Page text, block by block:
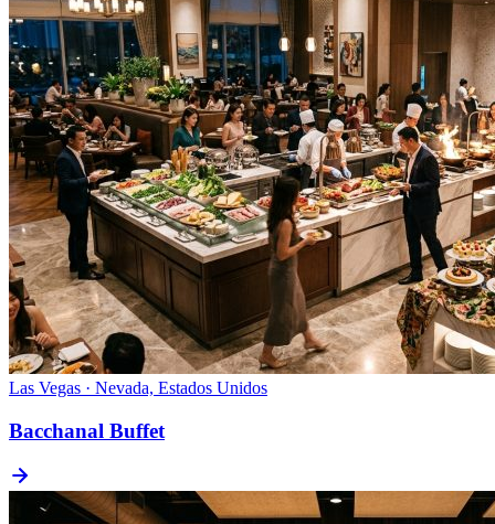
Las Vegas · Nevada, Estados Unidos
Bacchanal Buffet